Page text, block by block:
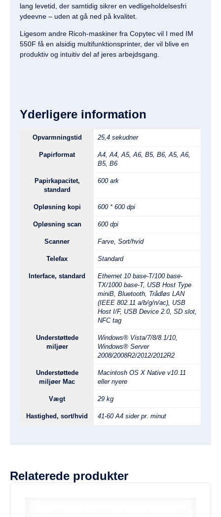
lang levetid, der samtidig sikrer en vedligeholdelsesfri
ydeevne – uden at gå ned på kvalitet.
Ligesom andre Ricoh-maskiner fra Copytec vil I med IM
550F få en alsidig multifunktionsprinter, der vil blive en
produktiv og intuitiv del af jeres arbejdsgang.
Yderligere information
Opvarmningstid 25,4 sekudner
Papirformat
A4, A4, A5, A6, B5, B6, A5, A6,
B5, B6
Papirkapacitet,
standard
600 ark
Opløsning kopi 600 * 600 dpi
Opløsning scan 600 dpi
Scanner Farve, Sort/hvid
Telefax Standard
Interface, standard
Ethernet 10 base-T/100 base-
TX/1000 base-T, USB Host Type
miniB, Bluetooth, Trådløs LAN
(IEEE 802.11 a/b/g/n/ac), USB
Host I/F, USB Device 2.0, SD slot,
NFC tag
Understøttede
miljøer
Windows® Vista/7/8/8.1/10,
Windows® Server
2008/2008R2/2012/2012R2
Understøttede
miljøer Mac
Macintosh OS X Native v10.11
eller nyere
Vægt 29 kg
Hastighed, sort/hvid 41-60 A4 sider pr. minut
Relaterede produkter